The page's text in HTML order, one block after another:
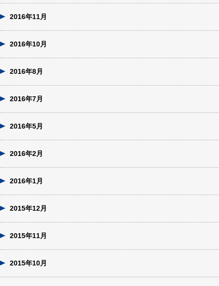
2016年11月
2016年10月
2016年8月
2016年7月
2016年5月
2016年2月
2016年1月
2015年12月
2015年11月
2015年10月